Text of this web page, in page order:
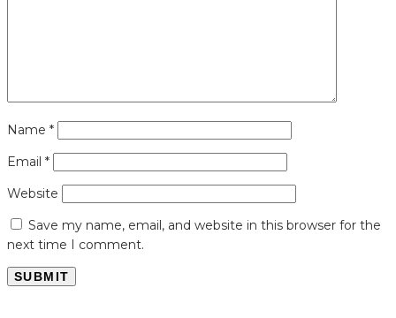
Name *
Email *
Website
Save my name, email, and website in this browser for the
next time I comment.